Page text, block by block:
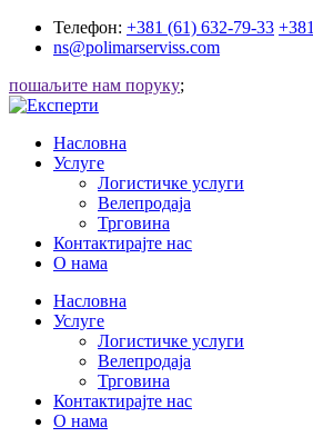
Телефон: +381 (61) 632-79-33
ns@polimarserviss.com
пошаљите нам поруку;
Насловна
Услуге
Логистичке услуги
Велепродаја
Трговина
Контактирајте нас
О нама
Насловна
Услуге
Логистичке услуги
Велепродаја
Трговина
Контактирајте нас
О нама